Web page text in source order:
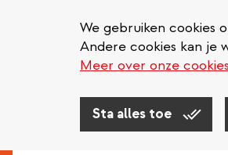
We gebruiken cookies
Andere cookies kan je
Meer over onze cookies
Sta alles toe